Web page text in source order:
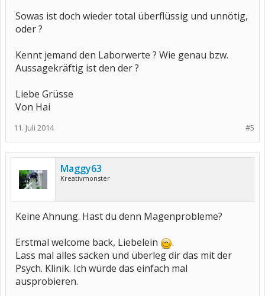
Sowas ist doch wieder total überflüssig und unnötig,
oder ?
Kennt jemand den Laborwerte ? Wie genau bzw.
Aussagekräftig ist den der ?
Liebe Grüsse
Von Hai
#5
11. Juli 2014
Maggy63
Kreativmonster
Keine Ahnung. Hast du denn Magenprobleme?
Erstmal welcome back, Liebelein
.
Lass mal alles sacken und überleg dir das mit der
Psych. Klinik. Ich würde das einfach mal
ausprobieren.